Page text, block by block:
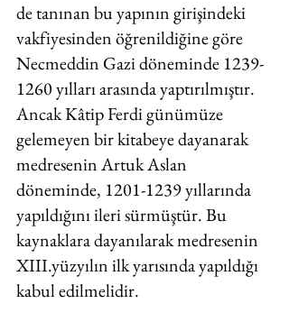
de tanınan bu yapının girişindeki
vakfiyesinden öğrenildiğine göre
Necmeddin Gazi döneminde 1239-
1260 yılları arasında yaptırılmıştır.
Ancak Kâtip Ferdi günümüze
gelemeyen bir kitabeye dayanarak
medresenin Artuk Aslan
döneminde, 1201-1239 yıllarında
yapıldığını ileri sürmüştür. Bu
kaynaklara dayanılarak medresenin
XIII.yüzyılın ilk yarısında yapıldığı
kabul edilmelidir.